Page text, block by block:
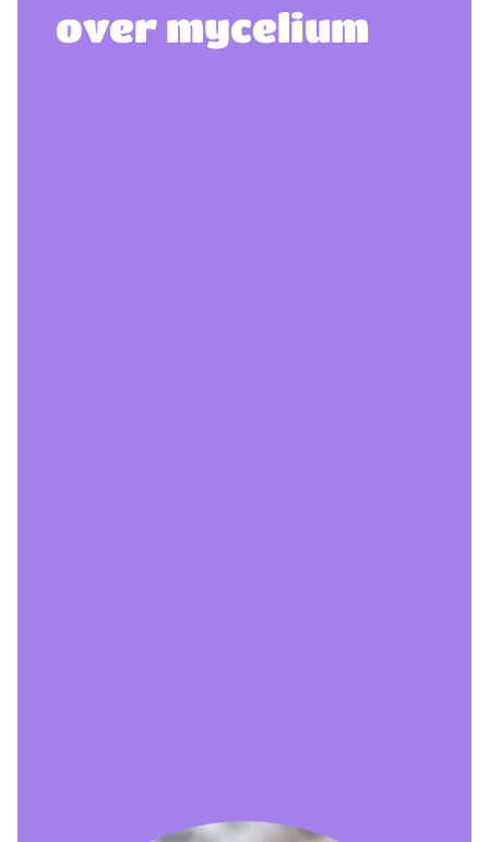
over mycelium